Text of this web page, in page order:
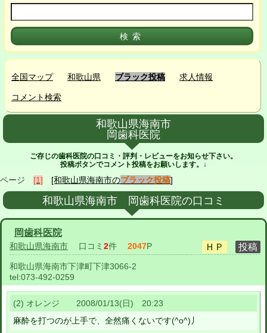
全国マップ 和歌山県 ブラック投稿 求人情報
コメント検索
和歌山県海南市
岡歯科医院
ご存じの歯科医院の口コミ・評判・レビューをお知らせ下さい。
投稿ボタンでコメント投稿をお願いします。↓
ページ [1] [和歌山県海南市のブラック投稿]
和歌山県海南市 岡歯科医院の口コミ
岡歯科医院
和歌山県海南市 口コミ 2件 2047P
和歌山県海南市下津町下津3066-2
tel:073-492-0259
(2) オレンジ 2008/01/13(日) 20:23
麻酔を打つのが上手で、全然痛くないです(^o^)丿